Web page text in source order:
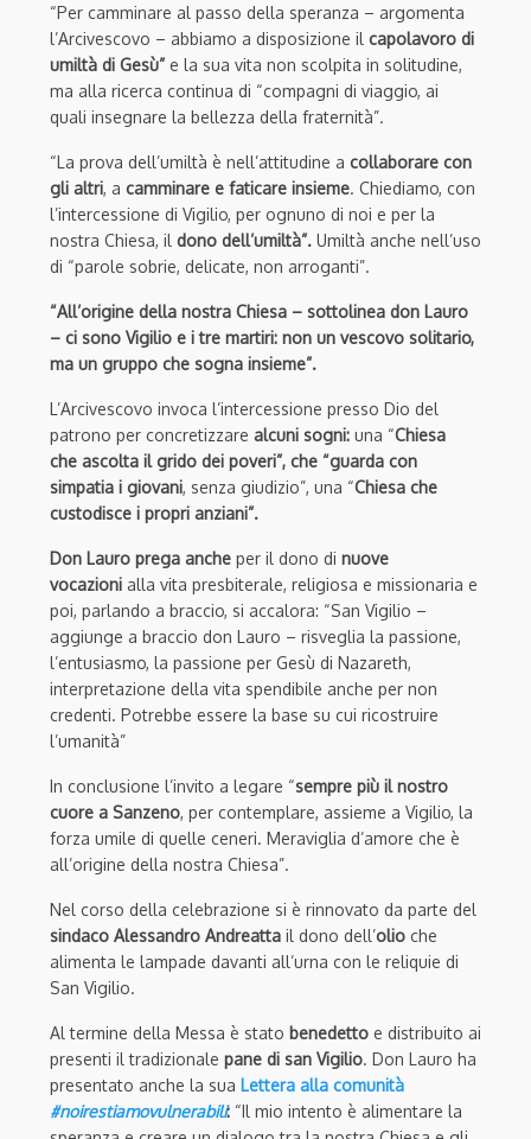
“Per camminare al passo della speranza – argomenta
l’Arcivescovo – abbiamo a disposizione il capolavoro di
umiltà di Gesù” e la sua vita non scolpita in solitudine,
ma alla ricerca continua di “compagni di viaggio, ai
quali insegnare la bellezza della fraternità”.
“La prova dell’umiltà è nell’attitudine a collaborare con
gli altri, a camminare e faticare insieme. Chiediamo, con
l’intercessione di Vigilio, per ognuno di noi e per la
nostra Chiesa, il dono dell’umiltà”. Umiltà anche nell’uso
di “parole sobrie, delicate, non arroganti”.
“All’origine della nostra Chiesa – sottolinea don Lauro
– ci sono Vigilio e i tre martiri: non un vescovo solitario,
ma un gruppo che sogna insieme”.
L’Arcivescovo invoca l’intercessione presso Dio del
patrono per concretizzare alcuni sogni: una “Chiesa
che ascolta il grido dei poveri”, che “guarda con
simpatia i giovani, senza giudizio”, una “Chiesa che
custodisce i propri anziani”.
Don Lauro prega anche per il dono di nuove
vocazioni alla vita presbiterale, religiosa e missionaria e
poi, parlando a braccio, si accalora: “San Vigilio –
aggiunge a braccio don Lauro – risveglia la passione,
l’entusiasmo, la passione per Gesù di Nazareth,
interpretazione della vita spendibile anche per non
credenti. Potrebbe essere la base su cui ricostruire
l’umanità”
In conclusione l’invito a legare “sempre più il nostro
cuore a Sanzeno, per contemplare, assieme a Vigilio, la
forza umile di quelle ceneri. Meraviglia d’amore che è
all’origine della nostra Chiesa”.
Nel corso della celebrazione si è rinnovato da parte del
sindaco Alessandro Andreatta il dono dell’olio che
alimenta le lampade davanti all’urna con le reliquie di
San Vigilio.
Al termine della Messa è stato benedetto e distribuito ai
presenti il tradizionale pane di san Vigilio. Don Lauro ha
presentato anche la sua Lettera alla comunità
#noirestiamovulnerabili: “Il mio intento è alimentare la